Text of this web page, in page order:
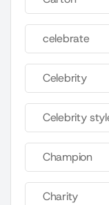
celebrate
Celebrity
Celebrity
Champion
Charity